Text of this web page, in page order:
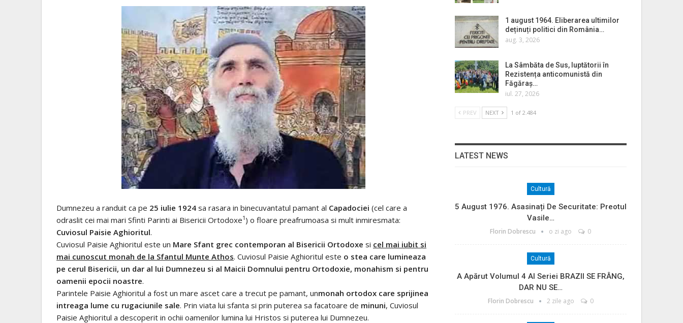
Dumnezeu a randuit ca pe 25 iulie 1924 sa rasara in binecuvantatul pamant al Capadociei (cel care a
odraslit cei mai mari Sfinti Parinti ai Bisericii Ortodoxe1) o floare preafrumoasa si mult inmiresmata:
Cuviosul Paisie Aghioritul.
Cuviosul Paisie Aghioritul este un Mare Sfant grec contemporan al Bisericii Ortodoxe si cel mai iubit si
mai cunoscut monah de la Sfantul Munte Athos. Cuviosul Paisie Aghioritul este o stea care lumineaza
pe cerul Bisericii, un dar al lui Dumnezeu si al Maicii Domnului pentru Ortodoxie, monahism si pentru
oamenii epocii noastre.
Parintele Paisie Aghioritul a fost un mare ascet care a trecut pe pamant, unmonah ortodox care sprijinea
intreaga lume cu rugaciunile sale. Prin viata lui sfanta si prin puterea sa facatoare de minuni, Cuviosul
Paisie Aghioritul a descoperit in ochii oamenilor lumina lui Hristos si puterea lui Dumnezeu.
1 august 1964. Eliberarea ultimilor
deținuți politici din România…
aug. 3, 2026
La Sâmbăta de Sus, luptătorii în
Rezistența anticomunistă din
Făgăraș…
iul. 27, 2026
PREV NEXT 1 of 2.484
LATEST NEWS
Cultură
5 August 1976. Asasinați De Securitate: Preotul
Vasile…
Florin Dobrescu o zi ago 0
Cultură
A Apărut Volumul 4 Al Seriei BRAZII SE FRÂNG,
DAR NU SE…
Florin Dobrescu 2 zile ago 0